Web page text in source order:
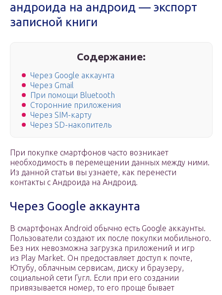
андроида на андроид — экспорт
записной книги
Содержание:
Через Google аккаунта
Через Gmail
При помощи Bluetooth
Сторонние приложения
Через SIM-карту
Через SD-накопитель
При покупке смартфонов часто возникает
необходимость в перемещении данных между ними.
Из данной статьи вы узнаете, как перенести
контакты с Андроида на Андроид.
Через Google аккаунта
В смартфонах Android обычно есть Google аккаунты.
Пользователи создают их после покупки мобильного.
Без них невозможна загрузка приложений и игр
из Play Market. Он предоставляет доступ к почте,
Ютубу, облачным сервисам, диску и браузеру,
социальной сети Гугл. Если при его создании
привязывается номер, то его проще бывает